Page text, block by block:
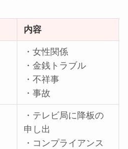
内容
・女性関係
・金銭トラブル
・不祥事
・事故
・テレビ局に降板の
申し出
・コンプライアンス